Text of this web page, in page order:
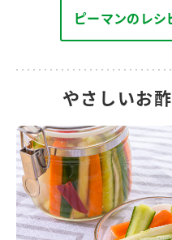
ピーマンのレシ
やさしいお